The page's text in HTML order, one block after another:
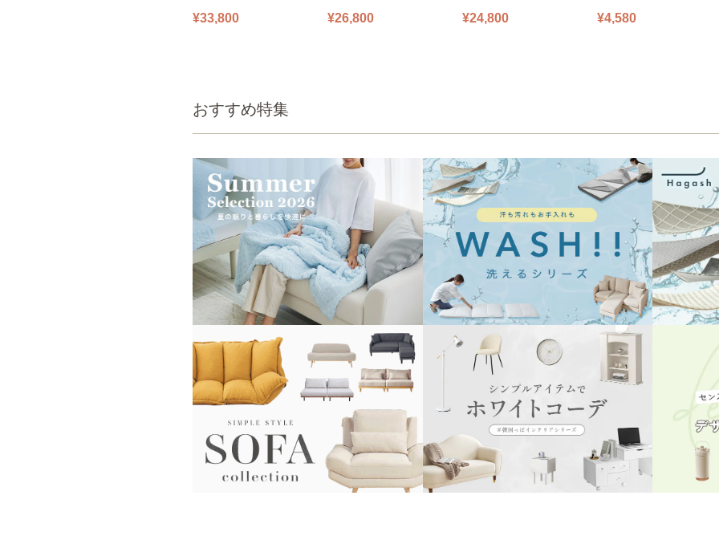
2人掛け PUS1-2SA ベージ
¥33,800
1人掛け PUS1-1SA ベージ
¥26,800
ブルーグレー
¥24,800
ピンク
¥4,580
おすすめ特集